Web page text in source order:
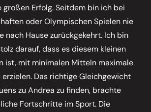
großen Erfolg. Seitdem bin ich bei
oder Olympischen Spielen nie
nach Hause zurückgekehrt. Ich bin
darauf, dass es diesem kleinen
ist, mit minimalen Mitteln maximale
erzielen. Das richtige Gleichgewicht
zu Andrea zu finden, brachte
Fortschritte im Sport. Die